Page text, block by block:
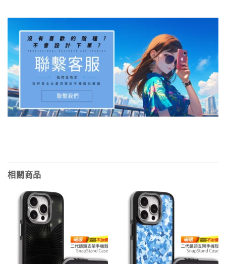
相關商品